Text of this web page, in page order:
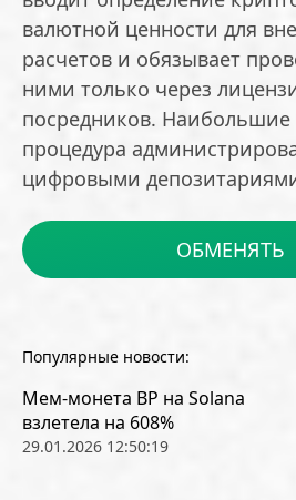
валютной ценности для
расчетов и обязывает
ними только через
посредников. Наибольшие
процедура
цифровыми
ОБМЕНЯТЬ
Популярные новости:
Мем-монета BP на Solana
взлетела на 608%
29.01.2026 12:50:19